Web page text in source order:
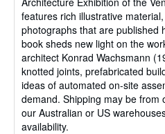
features rich illustrative
photographs that are published
book sheds new light on the
architect Konrad Wachsmann
knotted joints, prefabricated
ideas of automated on-site
demand. Shipping may be from
our Australian or US
availability.